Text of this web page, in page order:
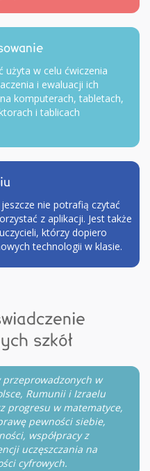
użyta w celu ćwiczenia
i ewaluacji ich
komputerach, tabletach,
i tablicach
nie potrafią czytać
z aplikacji. Jest także
którzy dopiero
technologii w klasie.
szkół
w
Rumunii i Izraelu
progresu w matematyce,
pewności siebie,
współpracy z
uczęszczania na
cyfrowych.